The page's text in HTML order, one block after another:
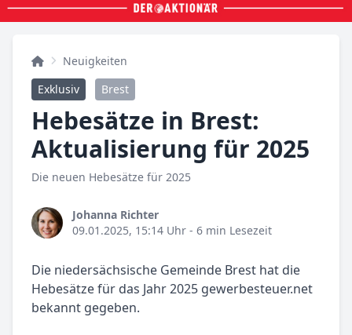
Neuigkeiten
Exklusiv
Brest
Hebesätze in Brest:
Aktualisierung für 2025
Die neuen Hebesätze für 2025
Johanna Richter
09.01.2025, 15:14 Uhr - 6 min Lesezeit
Die niedersächsische Gemeinde Brest hat die
Hebesätze für das Jahr 2025 gewerbesteuer.net
bekannt gegeben.